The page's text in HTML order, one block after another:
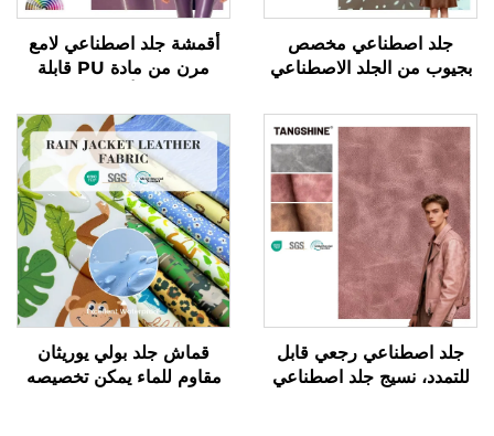
جلد اصطناعي مخصص
بجيوب من الجلد الاصطناعي
أقمشة جلد اصطناعي لامع
مرن من مادة PU قابلة
جلد اصطناعي رجعي قابل
للتمدد، نسيج جلد اصطناعي
قماش جلد بولي يوريثان
مقاوم للماء يمكن تخصيصه